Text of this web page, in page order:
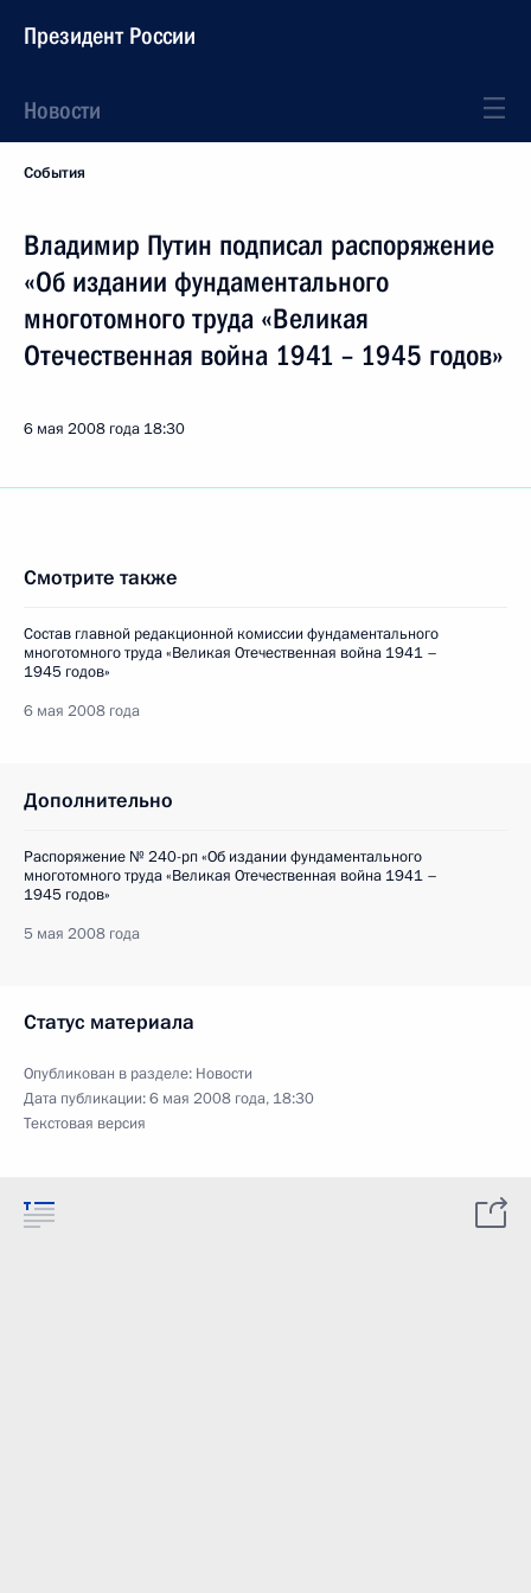
Президент России
Новости
События
Владимир Путин подписал распоряжение
«Об издании фундаментального
многотомного труда «Великая
Отечественная война 1941 – 1945 годов»
6 мая 2008 года 18:30
Смотрите также
Состав главной редакционной комиссии фундаментального
многотомного труда «Великая Отечественная война 1941 –
1945 годов»
6 мая 2008 года
Дополнительно
Распоряжение № 240-рп «Об издании фундаментального
многотомного труда «Великая Отечественная война 1941 –
1945 годов»
5 мая 2008 года
Статус материала
Опубликован в разделе: Новости
Дата публикации:6 мая 2008 года, 18:30
Текстовая версия